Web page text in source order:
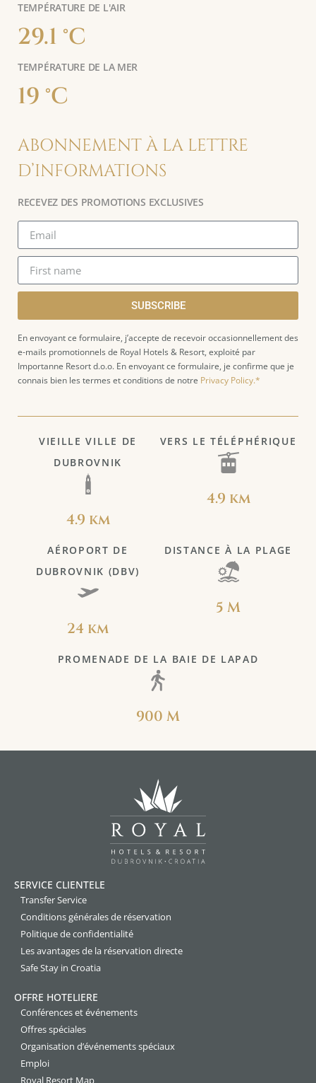
TEMPÉRATURE DE L'AIR
29.1 °C
TEMPÉRATURE DE LA MER
19 °C
ABONNEMENT À LA LETTRE
D’INFORMATIONS
RECEVEZ DES PROMOTIONS EXCLUSIVES
SUBSCRIBE
En envoyant ce formulaire, j’accepte de recevoir occasionnellement des
e-mails promotionnels de Royal Hotels & Resort, exploité par
Importanne Resort d.o.o. En envoyant ce formulaire, je confirme que je
connais bien les termes et conditions de notre Privacy Policy.*
VIEILLE VILLE DE
DUBROVNIK
4.9 km
VERS LE TÉLÉPHÉRIQUE
4.9 km
AÉROPORT DE
DUBROVNIK (DBV)
24 km
DISTANCE À LA PLAGE
5 M
PROMENADE DE LA BAIE DE LAPAD
900 M
SERVICE CLIENTELE
Transfer Service
Conditions générales de réservation
Politique de confidentialité
Les avantages de la réservation directe
Safe Stay in Croatia
OFFRE HOTELIERE
Conférences et événements
Offres spéciales
Organisation d’événements spéciaux
Emploi
Royal Resort Map